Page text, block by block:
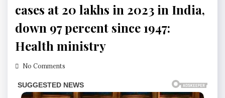
cases at 20 lakhs in 2023 in India,
down 97 percent since 1947:
Health ministry
No Comments